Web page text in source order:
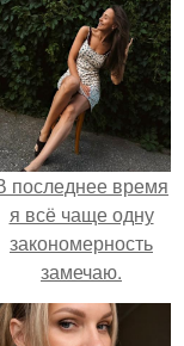
последнее время
я всё чаще одну
закономерность
замечаю.